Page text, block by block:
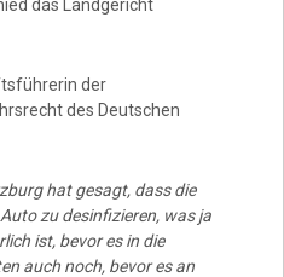
das Landgericht
der
des Deutschen
hat gesagt, dass die
zu desinfizieren, was ja
ist, bevor es in die
auch noch, bevor es an